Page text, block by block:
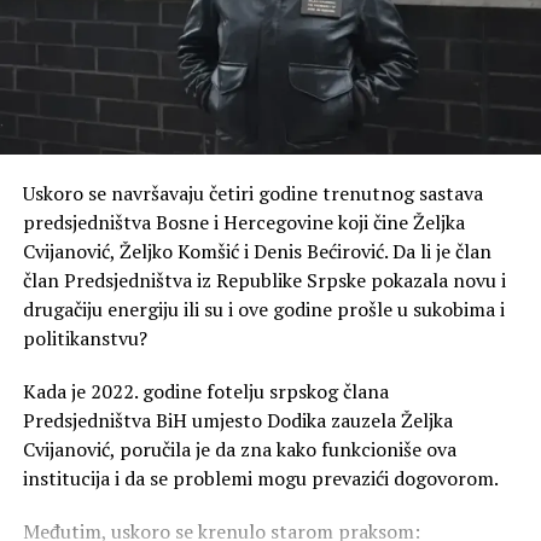
Uskoro se navršavaju četiri godine trenutnog sastava
predsjedništva Bosne i Hercegovine koji čine Željka
Cvijanović, Željko Komšić i Denis Bećirović. Da li je član
član Predsjedništva iz Republike Srpske pokazala novu i
drugačiju energiju ili su i ove godine prošle u sukobima i
politikanstvu?
Kada je 2022. godine fotelju srpskog člana
Predsjedništva BiH umjesto Dodika zauzela Željka
Cvijanović, poručila je da zna kako funkcioniše ova
institucija i da se problemi mogu prevazići dogovorom.
Međutim, uskoro se krenulo starom praksom: